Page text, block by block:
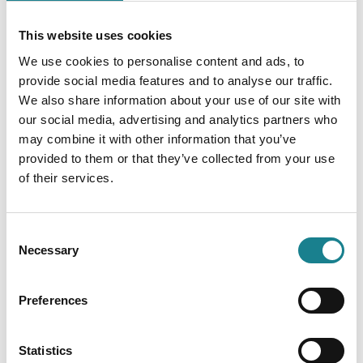
This website uses cookies
We use cookies to personalise content and ads, to
provide social media features and to analyse our traffic.
We also share information about your use of our site with
our social media, advertising and analytics partners who
may combine it with other information that you’ve
provided to them or that they’ve collected from your use
of their services.
Selection
Necessary
Preferences
Statistics
Was Chefinnen wirklich denken |
https://tinyurl.com/458u7k88
__________
ÜberDassault Systèmes:
Dassault Systèmes ermöglicht es durch kollaborative
und virtuelle Umgebungen, nachhaltige Innovationen
tatsächlich erlebbar zu machen. Indem Kunden mit
der 3DEXPERIENCE Plattform und fortschrittlichen
schaffen, können sie Prozesse für die Entwicklung,
ihrer Angebote neu definieren. Damit leisten sie einen